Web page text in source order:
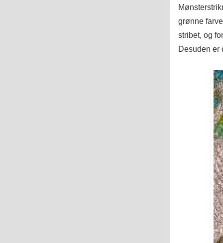
grønne
stribet, og
Desuden er